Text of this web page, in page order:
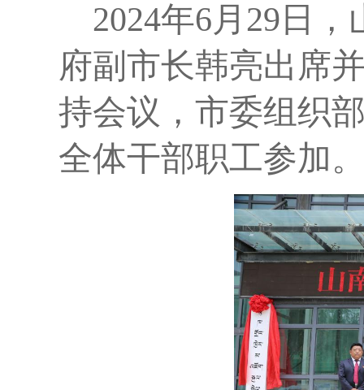
2024年6月 29 日，
府副市长韩亮出席
持会议，市委组织
全体干部职工参加